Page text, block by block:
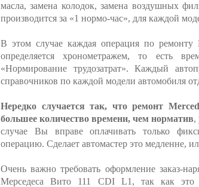
масла, замена колодок, замена воздушных
производится за «1 нормо-час», для каждой
В этом случае каждая операция по
определяется хронометражем, то есть
«Нормирование трудозатрат». Каждый
справочников по каждой модели автомобиля
Нередко случается так, что ремонт
большее количество времени, чем норматив,
случае Вы вправе оплачивать только
операцию. Сделает автомастер это медленне,
Очень важно требовать оформление заказ-
Мерседеса Вито 111 CDI L1, так как это